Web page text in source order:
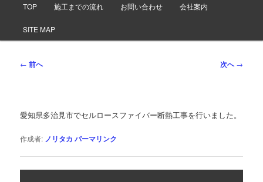
TOP 施工までの流れ お問い合わせ 会社案内
SITE MAP
投
ゲ
シ
← 前へ 次へ→
愛知県多治見市でセルロースファイバー断熱工事を行いました。
作成者: ノリタカ パーマリンク